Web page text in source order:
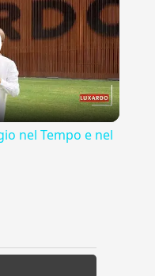
nel Tempo e nel